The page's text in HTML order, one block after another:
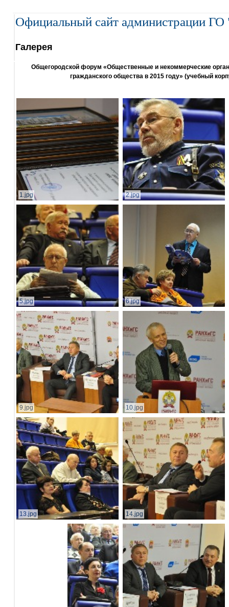
Официальный сайт администрации ГО
Галерея
Общегородской форум «Общественные и некоммерческие
гражданского общества в 2015 году» (учебный
1.jpg 2.jpg
5.jpg 6.jpg
9.jpg 10.jpg
13.jpg 14.jpg